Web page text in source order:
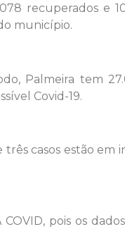
recuperados e
município.
Palmeira tem
Covid-19.
três casos estão
pois os